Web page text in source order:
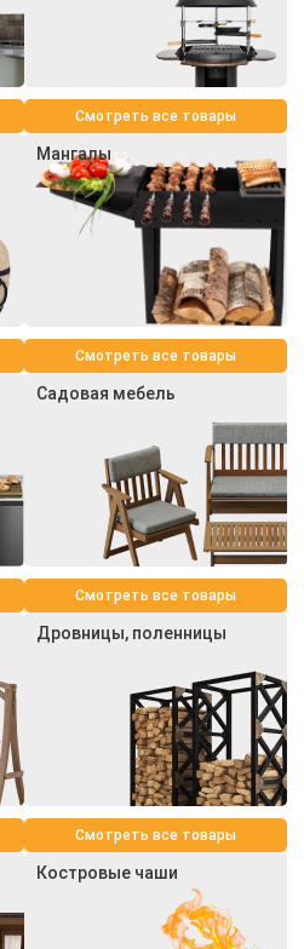
Смотреть все товары
Мангалы
Смотреть все товары
Садовая мебель
Смотреть все товары
Дровницы, поленницы
Смотреть все товары
Костровые чаши